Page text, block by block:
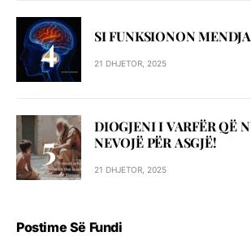
SI FUNKSIONON
21 DHJETOR, 2025
DIOGJENI I VARFËR QË
NEVOJË PËR ASGJË!
21 DHJETOR, 2025
Postime Së Fundi